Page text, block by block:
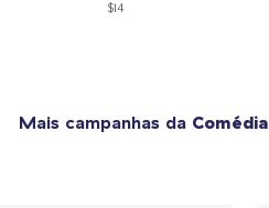
$14
Mais campanhas da Comédia